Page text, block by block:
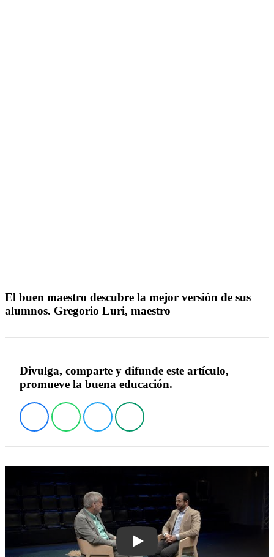
El buen maestro descubre la mejor versión de sus
alumnos. Gregorio Luri, maestro
Divulga, comparte y difunde este artículo,
promueve la buena educación.